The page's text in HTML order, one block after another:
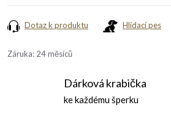
Dotaz k produktu Hlídací pes
Záruka: 24 měsíců
Dárková krabička
ke každému šperku